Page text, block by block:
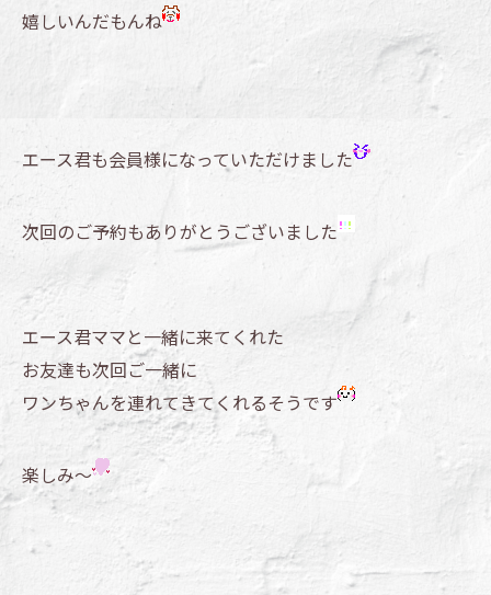
嬉しいんだもんね
エース君も会員様になっていただけました
次回のご予約もありがとうございました
エース君ママと一緒に来てくれた
お友達も次回ご一緒に
ワンちゃんを連れてきてくれるそうです
楽しみ～